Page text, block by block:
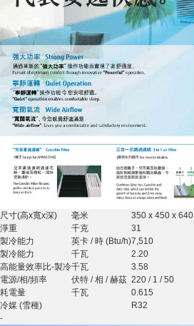
尺寸(高x寬x深) 毫米
350 x 450 x 640
淨重
千克
31
製冷能力
英卡 / 時 (Btu/h)7,510
製冷能力
千瓦
2.20
高能量效率比-製冷千瓦
3.58
電源/相/頻率
伏特 / 相 / 赫茲 220 / 1 / 50
耗電量
千瓦
0.615
冷媒 (雪種)
R32
-